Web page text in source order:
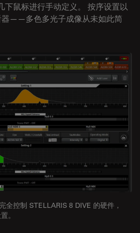
下鼠标进行手动定义。 按序设置以
器——多色多光子成像从未如此简
全控制 STELLARIS 8 DIVE 的硬件，
。